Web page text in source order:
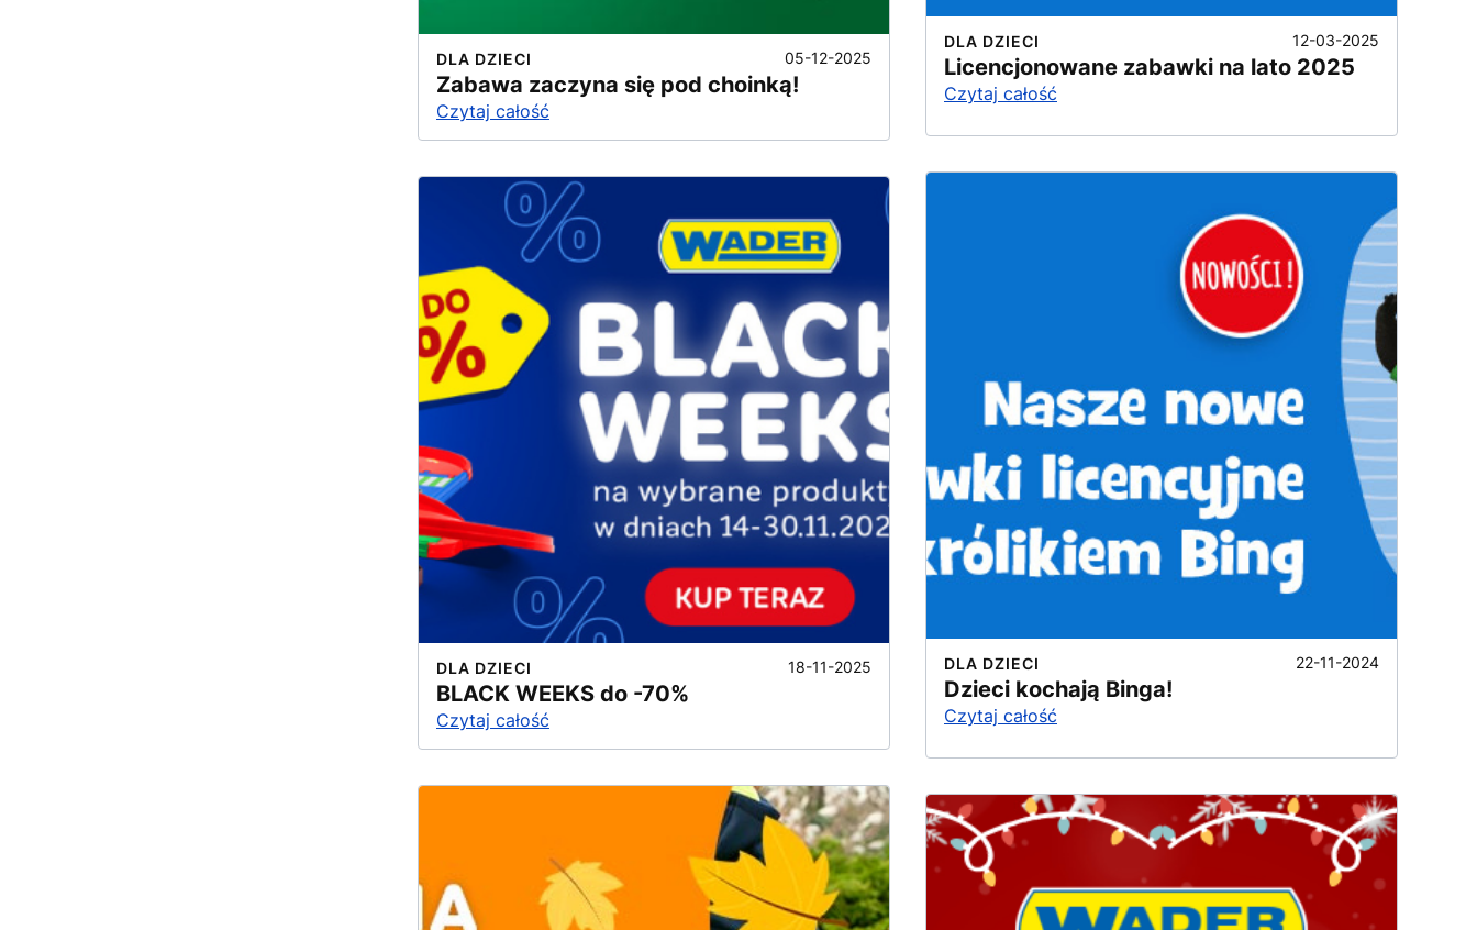
DLA DZIECI 05-12-2025
Zabawa zaczyna się pod choinką!
Czytaj całość
DLA DZIECI 18-11-2025
BLACK WEEKS do -70%
Czytaj całość
DLA DZIECI 12-03-2025
Licencjonowane zabawki na lato 2025
Czytaj całość
DLA DZIECI 22-11-2024
Dzieci kochają Binga!
Czytaj całość